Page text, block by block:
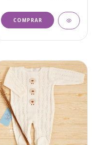
COMPRAR